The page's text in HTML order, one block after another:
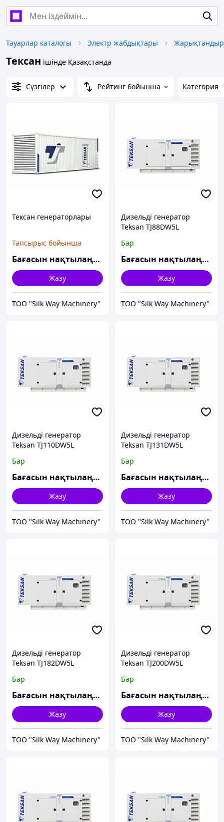
Тауарлар каталогы Электр жабдықтары
Тексан ішінде Қазақстанда
Сүзгілер Рейтинг бойынша Категория
Тексан генераторлары
Тапсырыс бойынша
Бағасын нақтылаңыз
Жазу
TOO "Silk Way Machinery"
Дизельді генератор
Teksan TJ88DW5L
Бар
Бағасын нақтылаңыз
Жазу
TOO "Silk Way Machinery"
Дизельді генератор
Teksan TJ110DW5L
Бар
Бағасын нақтылаңыз
Жазу
TOO "Silk Way Machinery"
Дизельді генератор
Teksan TJ131DW5L
Бар
Бағасын нақтылаңыз
Жазу
TOO "Silk Way Machinery"
Дизельді генератор
Teksan TJ182DW5L
Бар
Бағасын нақтылаңыз
Жазу
TOO "Silk Way Machinery"
Дизельді генератор
Teksan TJ200DW5L
Бар
Бағасын нақтылаңыз
Жазу
TOO "Silk Way Machinery"